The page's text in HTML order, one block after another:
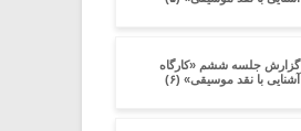
گزارش جلسه ششم «کارگاه
آشنایی با نقد موسیقی» (۶)